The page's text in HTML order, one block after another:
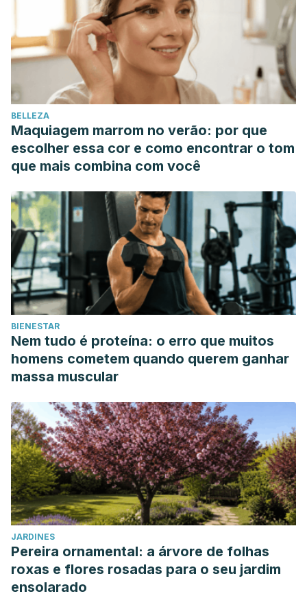
BELLEZA
Maquiagem marrom no verão: por que
escolher essa cor e como encontrar o tom
que mais combina com você
BIENESTAR
Nem tudo é proteína: o erro que muitos
homens cometem quando querem ganhar
massa muscular
JARDINES
Pereira ornamental: a árvore de folhas
roxas e flores rosadas para o seu jardim
ensolarado